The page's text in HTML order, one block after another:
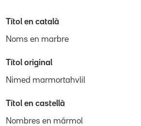
Títol en català
Noms en marbre
Títol original
Nimed marmortahvlil
Títol en castellà
Nombres en mármol